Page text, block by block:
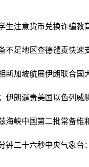
生注意货币兑换诈骗教
不足地区查德谴责快速
新加坡航展伊朗联合国
伊朗谴责美国以色列威
海峡中国第二批常备维
钟二十六秒中央气象台